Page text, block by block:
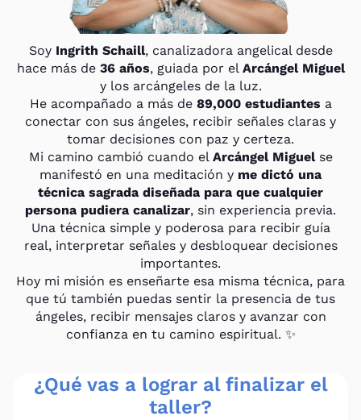
Soy Ingrith Schaill, canalizadora angelical desde
hace más de 36 años, guiada por el Arcángel Miguel
y los arcángeles de la luz.
He acompañado a más de 89,000 estudiantes a
conectar con sus ángeles, recibir señales claras y
tomar decisiones con paz y certeza.
Mi camino cambió cuando el Arcángel Miguelse
manifestó en una meditación y me dictó una
técnica sagrada diseñada para que cualquier
persona pudiera canalizar, sin experiencia previa.
Una técnica simple y poderosa para recibir guía
real, interpretar señales y desbloquear decisiones
importantes.
Hoy mi misión es enseñarte esa misma técnica, para
que tú también puedas sentir la presencia de tus
ángeles, recibir mensajes claros y avanzar con
confianza en tu camino espiritual. ✨
¿Qué vas a lograr al finalizar el
taller?